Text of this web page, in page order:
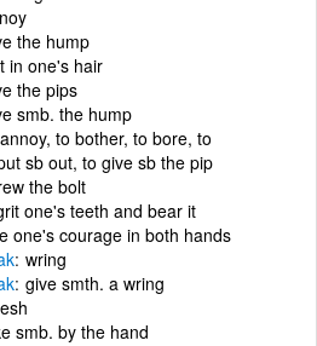
the hump
in one's hair
the pips
smb. the hump
to bother, to bore, to
sb out, to give sb the pip
the bolt
one's teeth and bear it
one's courage in both hands
wring
give smth. a wring
smb. by the hand